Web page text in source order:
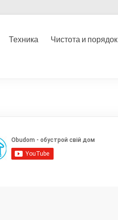
Техника Чистота и порядок